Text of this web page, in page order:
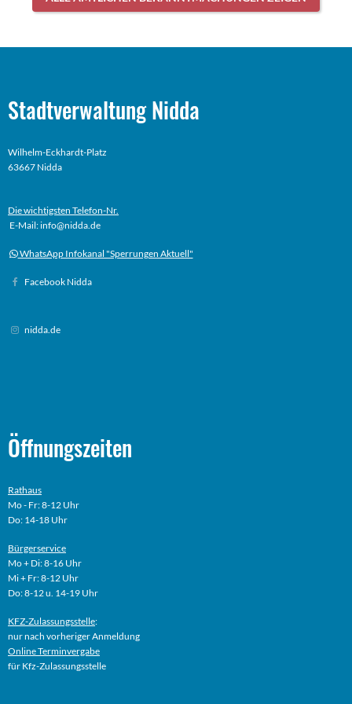
Stadtverwaltung Nidda
Wilhelm-Eckhardt-Platz
63667 Nidda
Die wichtigsten Telefon-Nr.
E-Mail: info@nidda.de
WhatsApp Infokanal "Sperrungen Aktuell"
Facebook Nidda
nidda.de
Öffnungszeiten
Rathaus
Mo - Fr: 8-12 Uhr
Do: 14-18 Uhr
Bürgerservice
Mo + Di: 8-16 Uhr
Mi + Fr: 8-12 Uhr
Do: 8-12 u. 14-19 Uhr
KFZ-Zulassungsstelle:
nur nach vorheriger Anmeldung
OnlineTerminvergabe
für Kfz-Zulassungsstelle